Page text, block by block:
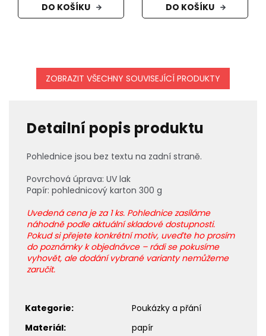
DO KOŠÍKU DO KOŠÍKU
ZOBRAZIT VŠECHNY SOUVISEJÍCÍ PRODUKTY
Detailní popis produktu
Pohlednice jsou bez textu na zadní straně.
Povrchová úprava: UV lak
Papír: pohlednicový karton 300 g
Uvedená cena je za 1 ks. Pohlednice zasíláme
náhodně podle aktuální skladové dostupnosti.
Pokud si přejete konkrétní motiv, uveďte ho prosím
do poznámky k objednávce – rádi se pokusíme
vyhovět, ale dodání vybrané varianty nemůžeme
zaručit.
Kategorie:
Poukázky a přání
Materiál: papír